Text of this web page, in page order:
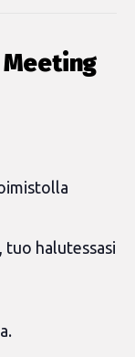
tuo halutessasi